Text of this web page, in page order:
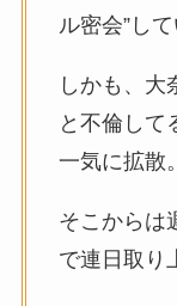
ル密会”し
しかも、大
と不倫して
一気に拡散。
そこからは
で連日取り